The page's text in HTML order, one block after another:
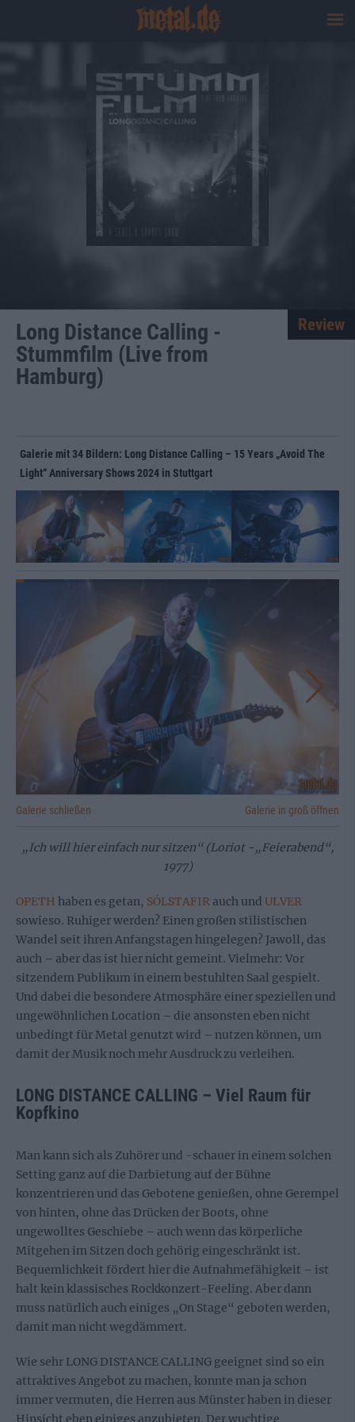
Long Distance Calling -
Stummfilm (Live from
Hamburg)
Review
Galerie mit 34 Bildern: Long Distance Calling – 15 Years „Avoid The
Light“ Anniversary Shows 2024 in Stuttgart
Galerie schließen Galerie in groß öffnen
„Ich will hier einfach nur sitzen“ (Loriot -„Feierabend“,
1977)
OPETH haben es getan, SÓLSTAFIR auch und ULVER
sowieso. Ruhiger werden? Einen großen stilistischen
Wandel seit ihren Anfangstagen hingelegen? Jawoll, das
auch – aber das ist hier nicht gemeint. Vielmehr: Vor
sitzendem Publikum in einem bestuhlten Saal gespielt.
Und dabei die besondere Atmosphäre einer speziellen und
ungewöhnlichen Location – die ansonsten eben nicht
unbedingt für Metal genutzt wird – nutzen können, um
damit der Musik noch mehr Ausdruck zu verleihen.
LONG DISTANCE CALLING – Viel Raum für
Kopfkino
Man kann sich als Zuhörer und -schauer in einem solchen
Setting ganz auf die Darbietung auf der Bühne
konzentrieren und das Gebotene genießen, ohne Gerempel
von hinten, ohne das Drücken der Boots, ohne
ungewolltes Geschiebe – auch wenn das körperliche
Mitgehen im Sitzen doch gehörig eingeschränkt ist.
Bequemlichkeit fördert hier die Aufnahmefähigkeit – ist
halt kein klassisches Rockkonzert-Feeling. Aber dann
muss natürlich auch einiges „On Stage“ geboten werden,
damit man nicht wegdämmert.
Wie sehr LONG DISTANCE CALLING geeignet sind so ein
attraktives Angebot zu machen, konnte man ja schon
immer vermuten, die Herren aus Münster haben in dieser
Hinsicht eben einiges anzubieten. Der wuchtige